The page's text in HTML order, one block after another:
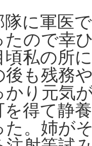
に軍医
たので幸
頃私の所
後も残務
かり元気
を得て静
た。姉が